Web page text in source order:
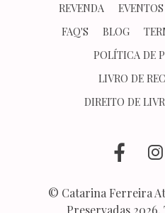
REVENDA
FAQ'S
BLOG
POLÍTICA DE
LIVRO DE
DIREITO DE
© Catarina Ferreira
Preservadas